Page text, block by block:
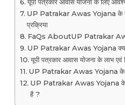
यूपी पत्रकार आवास योजना के लिए
UP Patrakar Awas Yojana के
प्रक्रिया
FaQs AboutUP Patrakar
UP Patrakar Awas Yojana
यूपी पत्रकार आवास योजना के लाभ एवं
UP Patrakar Awas Yojana के
UP Patrakar Awas Yojana के
है ?